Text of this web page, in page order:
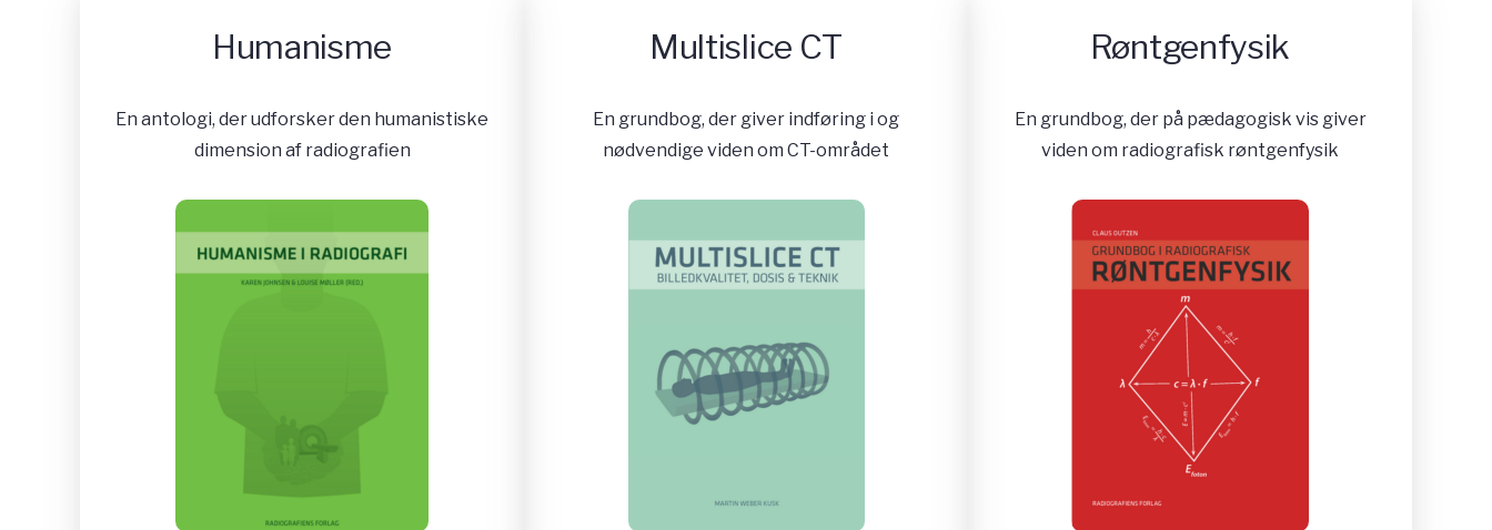
Humanisme
En antologi, der udforsker den humanistiske
dimension af radiografien
Multislice CT
En grundbog, der giver indføring i og
nødvendige viden om CT-området
Røntgenfysik
En grundbog, der på pædagogisk vis giver
viden om radiografisk røntgenfysik